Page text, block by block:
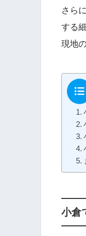
さら
する
現地
小倉